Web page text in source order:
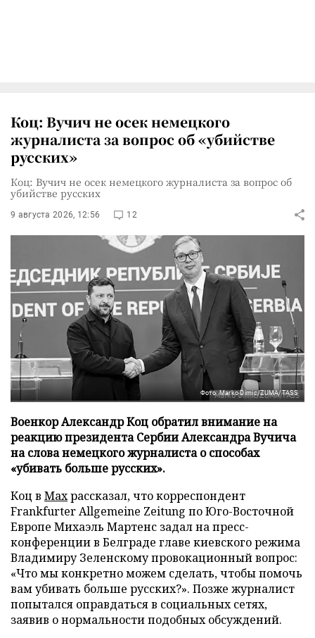
Коц: Вучич не осек немецкого
журналиста за вопрос об «убийстве
русских»
Коц: Вучич не осек немецкого журналиста за вопрос об
убийстве русских
9 августа 2026, 12:56 12
Фото: Marko Dimic/ZUMA/TASS
Военкор Александр Коц обратил внимание на
реакцию президента Сербии Александра Вучича
на слова немецкого журналиста о способах
«убивать больше русских».
Коц в Махрассказал, что корреспондент
Frankfurter Allgemeine Zeitung по Юго-Восточной
Европе Михаэль Мартенс задал на пресс-
конференции в Белграде главе киевского режима
Владимиру Зеленскому провокационный вопрос:
«Что мы конкретно можем сделать, чтобы помочь
вам убивать больше русских?». Позже журналист
попытался оправдаться в социальных сетях,
заявив о нормальности подобных обсуждений.